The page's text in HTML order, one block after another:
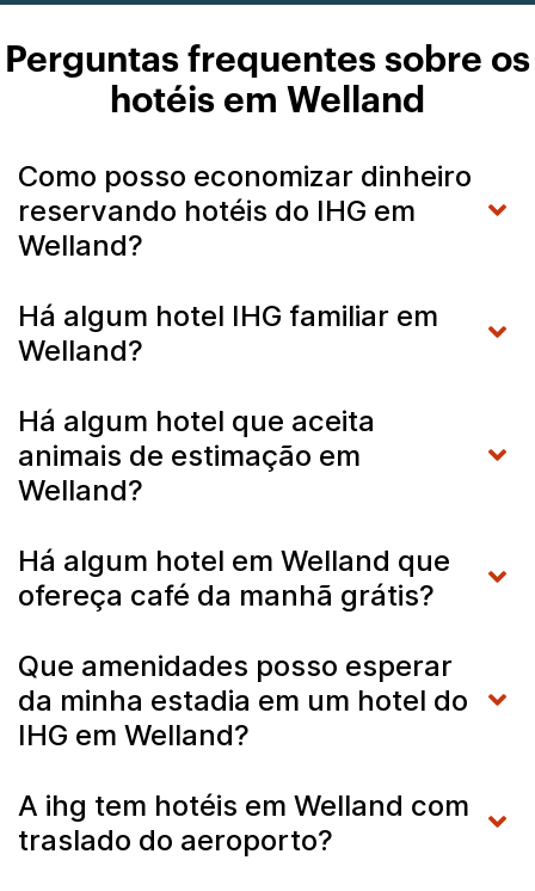
Perguntas frequentes sobre os
hotéis em Welland
Como posso economizar dinheiro
reservando hotéis do IHG em
Welland?
Há algum hotel IHG familiar em
Welland?
Há algum hotel que aceita
animais de estimação em
Welland?
Há algum hotel em Welland que
ofereça café da manhã grátis?
Que amenidades posso esperar
da minha estadia em um hotel do
IHG em Welland?
A ihg tem hotéis em Welland com
traslado do aeroporto?